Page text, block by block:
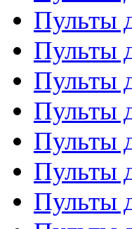
Пульты
Пульты
Пульты
Пульты
Пульты
Пульты
Пульты